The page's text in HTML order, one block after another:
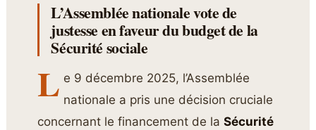
L’Assemblée nationale vote de
justesse en faveur du budget de la
Sécurité sociale
L e 9 décembre 2025, l’Assemblée
nationale a pris une décision cruciale
concernant le financement de laSécurité